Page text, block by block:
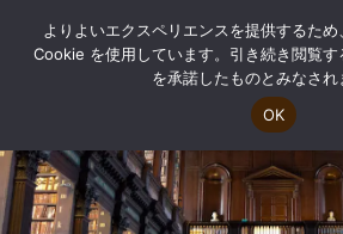
よりよいエクスペリエンスを提供するた
Cookie を使用しています。引き続き閲覧
を承諾したものとみなされ
OK